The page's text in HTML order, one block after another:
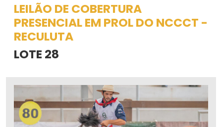
LEILÃO DE COBERTURA
PRESENCIAL EM PROL DO NCCCT -
RECULUTA
LOTE 28